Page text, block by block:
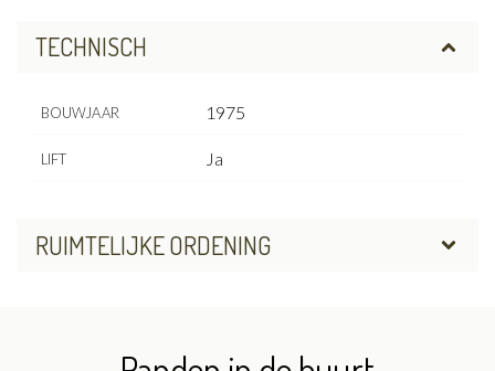
TECHNISCH
BOUWJAAR 1975
LIFT Ja
RUIMTELIJKE ORDENING